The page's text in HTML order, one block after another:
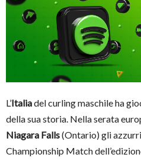
L’Italiadel curling maschile ha
della sua storia. Nella serata
Niagara Falls(Ontario) gli
Championship Match